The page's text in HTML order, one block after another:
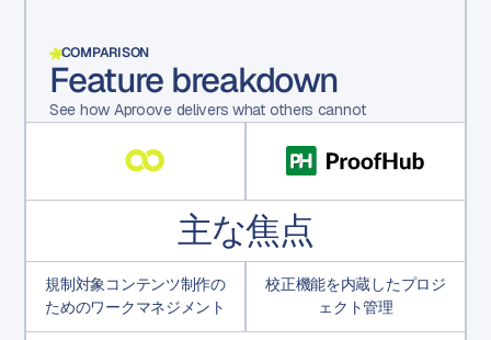
COMPARISON
Feature breakdown
See how Aproove delivers what others cannot
主な焦点
規制対象コンテンツ制作の
ためのワークマネジメント
校正機能を内蔵したプロジ
ェクト管理